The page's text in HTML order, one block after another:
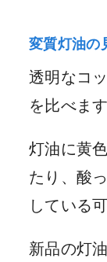
変質灯油の
透明なコ
を比べます
灯油に黄
たり、酸
している
新品の灯